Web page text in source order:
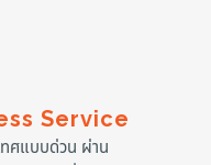
Service
ทศแบบด่วน ผ่าน